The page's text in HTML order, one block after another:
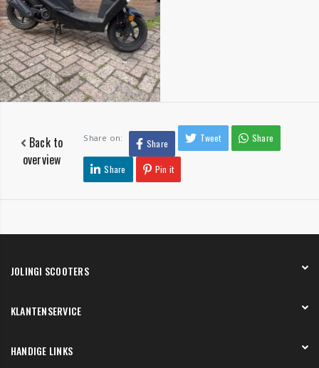
Back to
overview
Share on: Share Tweet Share
Share Pin it
JOLINGI SCOOTERS
Onze showroom
KLANTENSERVICE
Verzending en bezorging
HANDIGE LINKS